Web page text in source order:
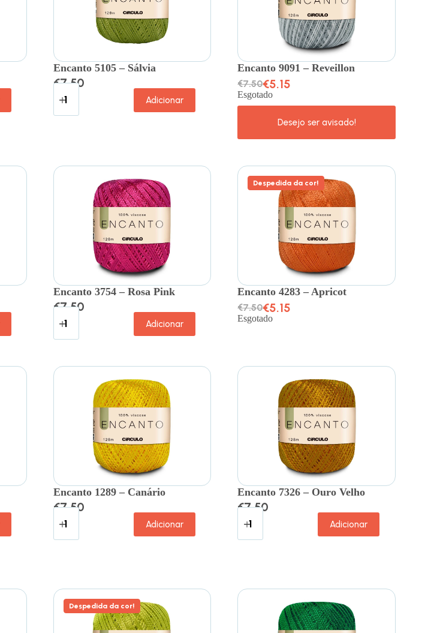
Encanto 5105 – Sálvia
€7.50
Adicionar
Encanto 9091 – Reveillon
€7.50€5.15
Esgotado
Encanto 3754 – Rosa Pink
€7.50
Adicionar
Despedida da cor!
Encanto 4283 – Apricot
€7.50€5.15
Esgotado
Encanto 1289 – Canário
€7.50
Adicionar
Encanto 7326 – Ouro Velho
€7.50
Adicionar
Despedida da cor!